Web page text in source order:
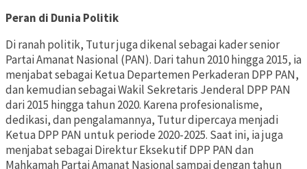
Peran di Dunia Politik
Di ranah politik, Tutur juga dikenal sebagai kader senior
Partai Amanat Nasional (PAN). Dari tahun 2010 hingga 2015, ia
menjabat sebagai Ketua Departemen Perkaderan DPP PAN,
dan kemudian sebagai Wakil Sekretaris Jenderal DPP PAN
dari 2015 hingga tahun 2020. Karena profesionalisme,
dedikasi, dan pengalamannya, Tutur dipercaya menjadi
Ketua DPP PAN untuk periode 2020-2025. Saat ini, ia juga
menjabat sebagai Direktur Eksekutif DPP PAN dan
Mahkamah Partai Amanat Nasional sampai dengan tahun